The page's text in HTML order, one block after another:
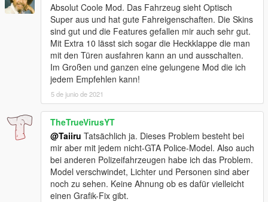
Absolut Coole Mod. Das Fahrzeug sieht Optisch
Super aus und hat gute Fahreigenschaften. Die Skins
sind gut und die Features gefallen mir auch sehr gut.
Mit Extra 10 lässt sich sogar die Heckklappe die man
mit den Türen ausfahren kann an und ausschalten.
Im Großen und ganzen eine gelungene Mod die ich
jedem Empfehlen kann!
5 de junio de 2021
TheTrueVirusYT
@Taiiru Tatsächlich ja. Dieses Problem besteht bei
mir aber mit jedem nicht-GTA Police-Model. Also auch
bei anderen Polizeifahrzeugen habe ich das Problem.
Model verschwindet, Lichter und Personen sind aber
noch zu sehen. Keine Ahnung ob es dafür vielleicht
einen Grafik-Fix gibt.